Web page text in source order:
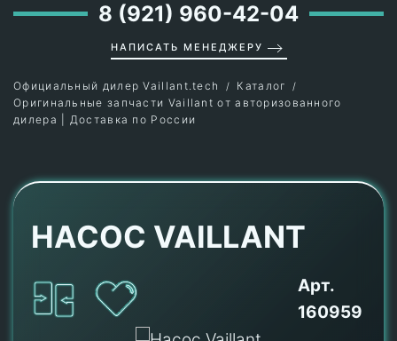
8 (921) 960-42-04
НАПИСАТЬ МЕНЕДЖЕРУ
Официальный дилер Vaillant.tech
Каталог
Оригинальные запчасти Vaillant от авторизованного
дилера | Доставка по России
НАСОС VAILLANT
Арт.
160959